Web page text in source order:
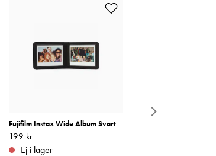
Fujifilm Instax Wide Album Svart
Pris: 199 kr
199 kr
Ej i lager